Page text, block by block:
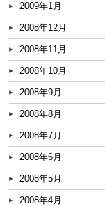
2009年1月
2008年12月
2008年11月
2008年10月
2008年9月
2008年8月
2008年7月
2008年6月
2008年5月
2008年4月